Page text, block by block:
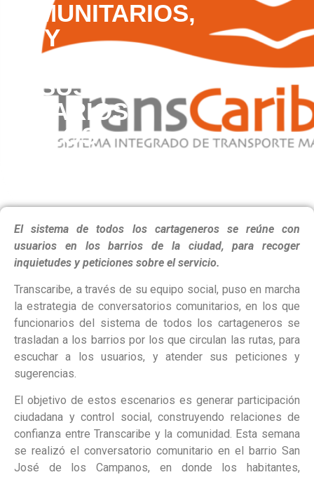
COMUNITARIOS,
Y
ESCUCHA
A SUS
USUARIOS
EN LOS
El sistema de todos los cartageneros se reúne con
usuarios en los barrios de la ciudad, para recoger
inquietudes y peticiones sobre el servicio.
Transcaribe, a través de su equipo social, puso en marcha
la estrategia de conversatorios comunitarios, en los que
funcionarios del sistema de todos los cartageneros se
trasladan a los barrios por los que circulan las rutas, para
escuchar a los usuarios, y atender sus peticiones y
sugerencias.
El objetivo de estos escenarios es generar participación
ciudadana y control social, construyendo relaciones de
confianza entre Transcaribe y la comunidad. Esta semana
se realizó el conversatorio comunitario en el barrio San
José de los Campanos, en donde los habitantes,